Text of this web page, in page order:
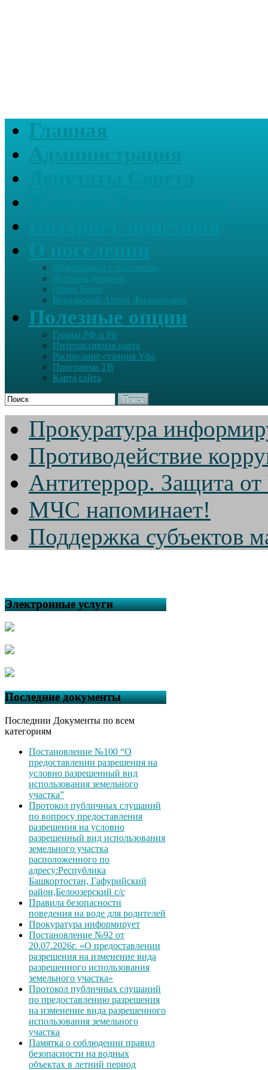
Главная
Информация о поселении
История деревень
Озеро Белое
Ковальский Антон Филиппович
Полезные опции
Гимны РФ и РБ
Интерактивная карта
Расписание станция Уфа
Программа ТВ
Карта сайта
Поиск
Прокуратура
Противодействие
Антитеррор. Защита
МЧС напоминает!
Поддержка субъектов
Электронные услуги
Последние документы
Последнии Документы по всем
категориям
Постановление №100 “О
предоставлении разрешения на
условно разрешенный вид
использования земельного
участка”
Протокол публичных слушаний
по вопросу предоставления
разрешения на условно
разрешенный вид использования
земельного участка
расположенного по
адресу:Республика
Башкортостан, Гафурийский
район,Белоозерский с/с
Правила безопасности
поведения на воде для родителей
Прокуратура информирует
Постановление №92 от
20.07.2026г. «О предоставлении
разрешения на изменение вида
разрешенного использования
земельного участка»
Протокол публичных слушаний
по предоставлению разрешения
на изменение вида разрешенного
использования земельного
участка
Памятка о соблюдении правил
безопасности на водных
объектах в летний период